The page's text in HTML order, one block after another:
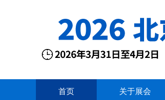
首页 关于展会